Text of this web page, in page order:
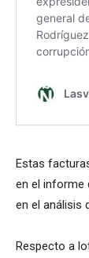
Estas
en el informe
en el análisis
Respecto a